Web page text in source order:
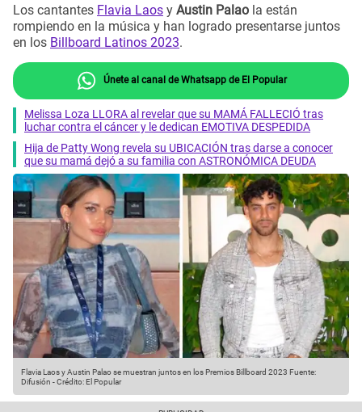
Los cantantes Flavia Laos y Austin Palao la están
rompiendo en la música y han logrado presentarse juntos
en los Billboard Latinos 2023.
Únete al canal de Whatsapp de El Popular
Melissa Loza LLORA al revelar que su MAMÁ FALLECIÓ tras
luchar contra el cáncer y le dedican EMOTIVA DESPEDIDA
Hija de Patty Wong revela su UBICACIÓN tras darse a conocer
que su mamá dejó a su familia con ASTRONÓMICA DEUDA
Flavia Laos y Austin Palao se muestran juntos en los Premios Billboard 2023 Fuente:
Difusión -Crédito: El Popular